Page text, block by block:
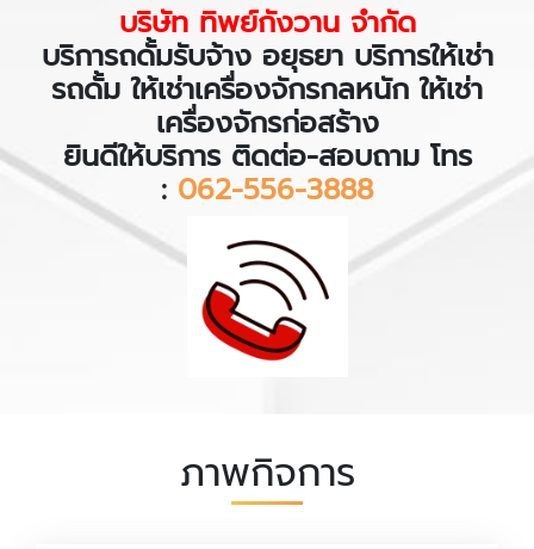
บริษัท ทิพย์กังวาน จำกัด
บริการถดั้มรับจ้าง อยุธยา บริการให้เช่า
รถดั้ม ให้เช่าเครื่องจักรกลหนัก ให้เช่า
เครื่องจักรก่อสร้าง
ยินดีให้บริการ ติดต่อ-สอบถาม โทร
: 062-556-3888
ภาพกิจการ